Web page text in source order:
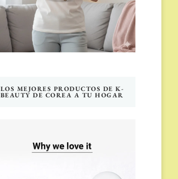
LOS MEJORES PRODUCTOS DE K-
BEAUTY DE COREA A TU HOGAR